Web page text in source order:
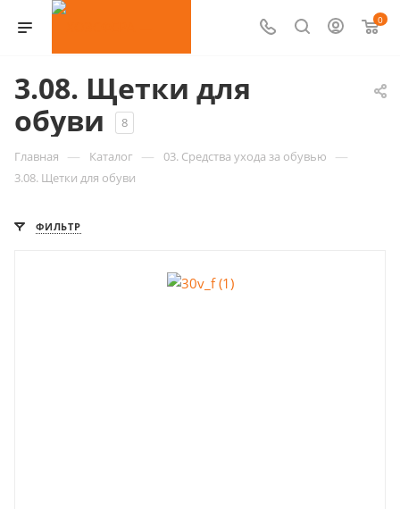
0
3.08. Щетки для
обуви
8
Главная — Каталог — 03. Средства ухода за обувью —
3.08. Щетки для обуви
ФИЛЬТР